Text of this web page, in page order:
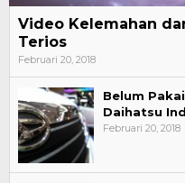
Video Kelemahan
Terios
Februari 20, 2018
Belum
Daihatsu
Februari 20, 2018